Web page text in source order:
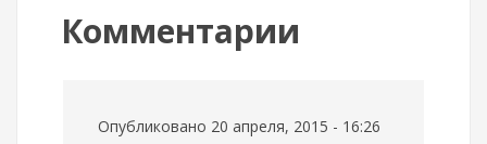
Комментарии
Опубликовано 20 апреля, 2015 - 16:26